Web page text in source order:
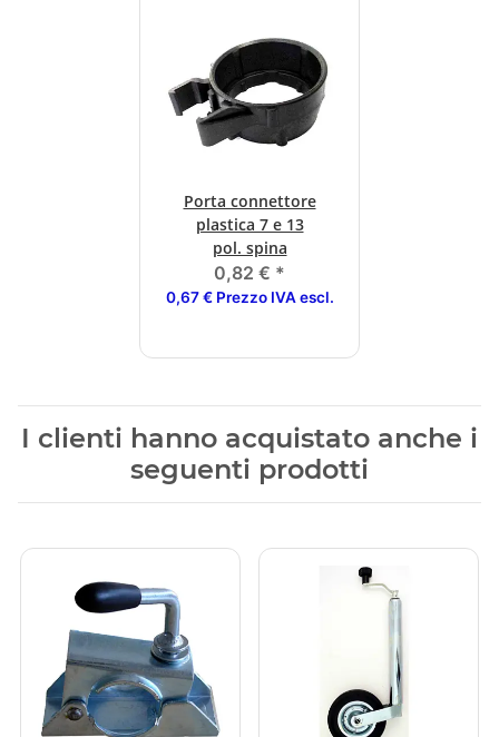
Porta connettore
plastica 7 e 13
pol. spina
0,82 € *
0,67 € Prezzo IVA escl.
I clienti hanno acquistato anche i
seguenti prodotti